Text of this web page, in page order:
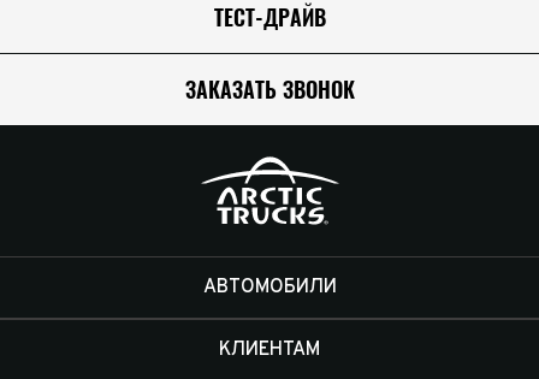
ТЕСТ-ДРАЙВ
ЗАКАЗАТЬ ЗВОНОК
АВТОМОБИЛИ
КЛИЕНТАМ